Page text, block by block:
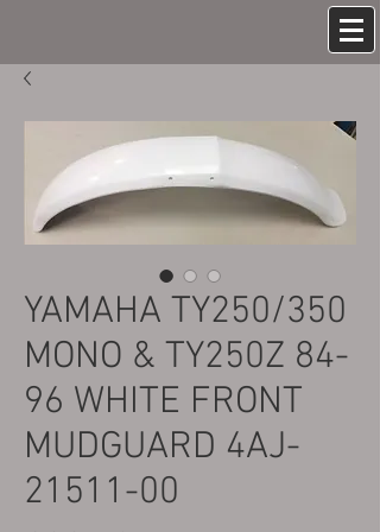
YAMAHA TY250/350
MONO & TY250Z 84-
96 WHITE FRONT
MUDGUARD 4AJ-
21511-00